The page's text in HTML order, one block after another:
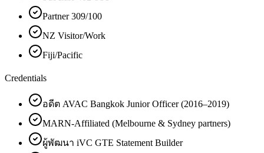
Partner 309/100
NZ Visitor/Work
Fiji/Pacific
Credentials
อดีต AVAC Bangkok Junior Officer (2016–2019)
MARN-Affiliated (Melbourne & Sydney partners)
ผู้พัฒนา iVC GTE Statement Builder